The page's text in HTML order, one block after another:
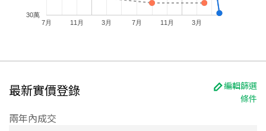
7月 11月 3月 7月 11月 3月
30萬
最新實價登錄
編輯篩選
條件
兩年內成交